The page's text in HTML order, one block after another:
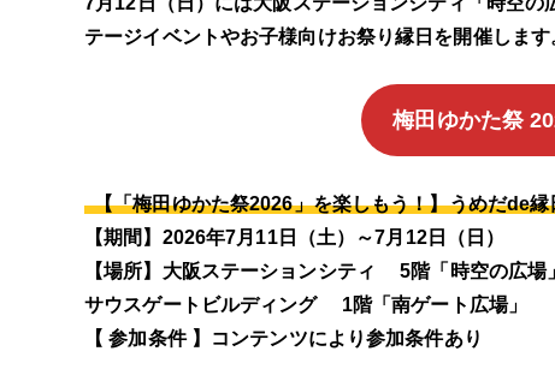
テージイベントやお子様向けお祭り縁日を開催します
梅田ゆかた祭
【「梅田ゆかた祭2026」を楽しもう！】うめだde
【期間】2026年7月11日（土）～7月12日（日）
【場所】大阪ステーションシティ 5階「時空の広
サウスゲートビルディング 1階「南ゲート広場」
【 参加条件 】コンテンツにより参加条件あり